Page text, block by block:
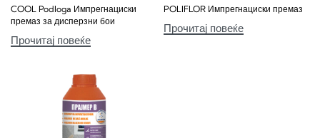
COOL Podloga Импрегнациски
премаз за дисперзни бои
Прочитај повеќе
POLIFLOR Импрегнациски премаз
Прочитај повеќе